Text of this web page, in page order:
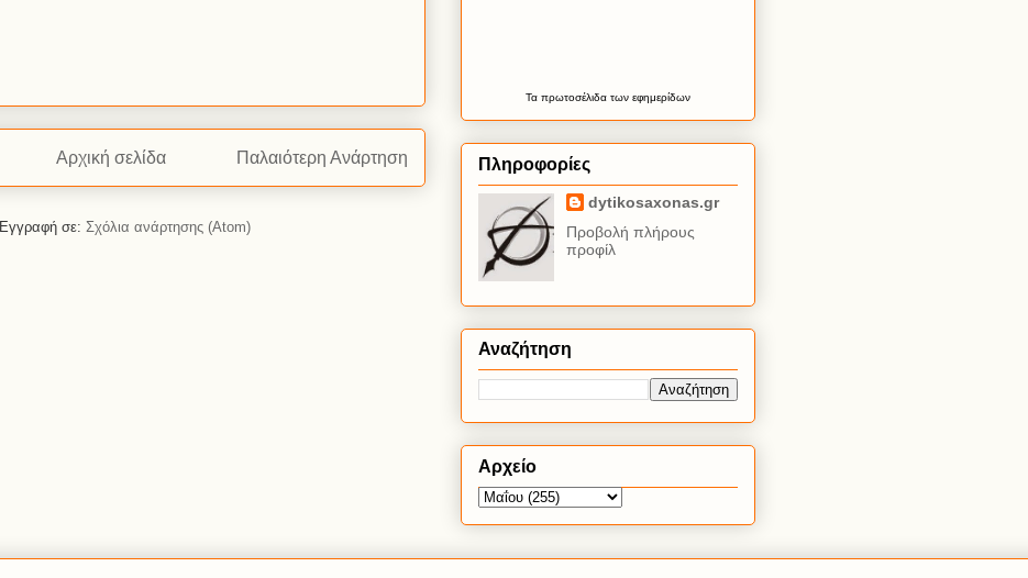
Παλαιότερη Ανάρτηση
Αρχική σελίδα
Εγγραφή σε: Σχόλια ανάρτησης (Atom)
Τα πρωτοσέλιδατων εφημερίδων
Πληροφορίες
dytikosaxonas.gr
Προβολή πλήρους
προφίλ
Αναζήτηση
Αρχείο